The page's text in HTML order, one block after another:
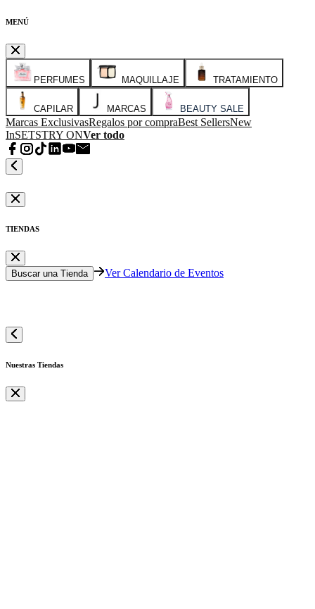
MENÚ
PERFUMES MAQUILLAJE TRATAMIENTO
CAPILAR MARCAS BEAUTY SALE
Marcas ExclusivasRegalos por compraBest SellersNew
InSETSTRY ONVer todo
TIENDAS
Buscar una Tienda Ver Calendario de Eventos
Nuestras Tiendas